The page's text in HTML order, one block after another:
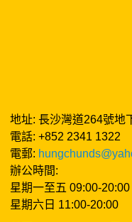
地址: 長沙灣道264號地
電話: +852 2341 1322
電郵:
辦公時間:
星期一至五 09:00-20:00
星期六日 11:00-20:00